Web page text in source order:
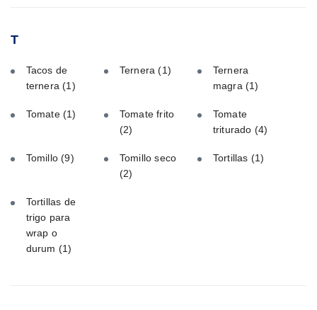
T
Tacos de
ternera(1)
Ternera(1)
Ternera
magra(1)
Tomate (1)
Tomate frito
(2)
Tomate
triturado (4)
Tomillo(9)
Tomillo seco
(2)
Tortillas (1)
Tortillas de
trigo para
wrap o
durum (1)